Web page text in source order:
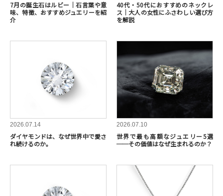
7月の誕生石はルビー｜石言葉や意
味、特徴、おすすめジュエリーを紹
介
40代・50代におすすめのネックレ
ス｜大人の女性にふさわしい選び方
を解説
2026.07.14
ダイヤモンドは、なぜ世界中で愛さ
れ続けるのか。
2026.07.10
世界で最も高額なジュエリー5選
──その価値はなぜ生まれるのか？